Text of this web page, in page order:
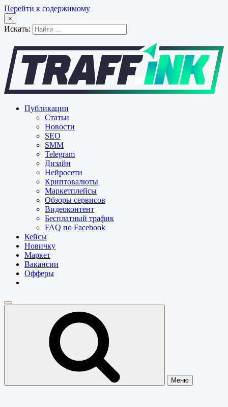
Перейти к содержимому
×
Искать:
Публикации
Статьи
Новости
SEO
SMM
Telegram
Дизайн
Нейросети
Криптовалюты
Маркетплейсы
Обзоры сервисов
Видеоконтент
Бесплатный трафик
FAQ по Facebook
Кейсы
Новичку
Маркет
Вакансии
Офферы
Меню